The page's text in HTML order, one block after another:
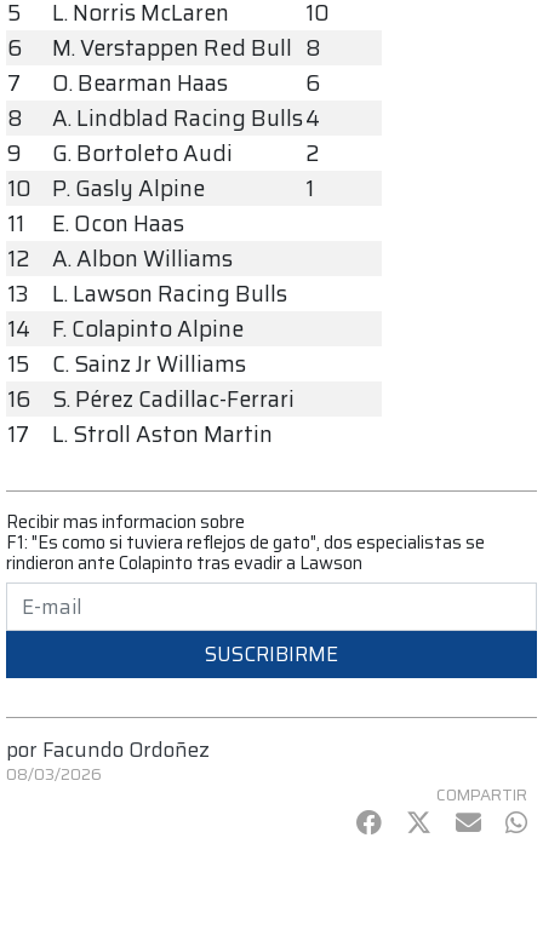
5 L. Norris McLaren
10
6
M. Verstappen Red Bull 8
7
O. Bearman Haas
6
8
A. Lindblad Racing Bulls4
9
G. Bortoleto Audi
2
10
P. Gasly Alpine
1
11
E. Ocon Haas
12
A. Albon Williams
13
L. Lawson Racing Bulls
14
F. Colapinto Alpine
15
C. Sainz Jr Williams
16
S. Pérez Cadillac-Ferrari
17
L. Stroll Aston Martin
Recibir mas informacion sobre
F1: "Es como si tuviera reflejos de gato", dos especialistas se
rindieron ante Colapinto tras evadir a Lawson
SUSCRIBIRME
por Facundo Ordoñez
08/03/2026
COMPARTIR
Facebook
Twitter
mail